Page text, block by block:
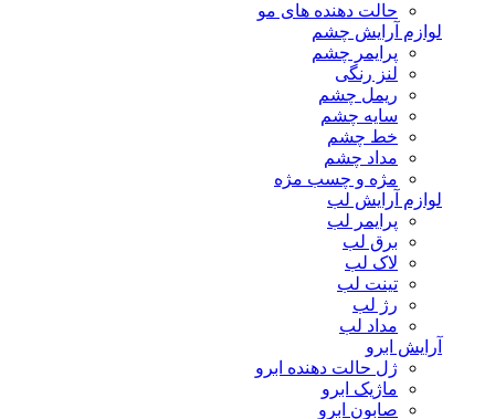
حالت دهنده های مو
لوازم آرایش چشم
پرایمر چشم
لنز رنگی
ریمل چشم
سایه چشم
خط چشم
مداد چشم
مژه و چسب مژه
لوازم آرایش لب
پرایمر لب
برق لب
لاک لب
تینت لب
رژ لب
مداد لب
آرایش ابرو
ژل حالت دهنده ابرو
ماژیک ابرو
صابون ابرو